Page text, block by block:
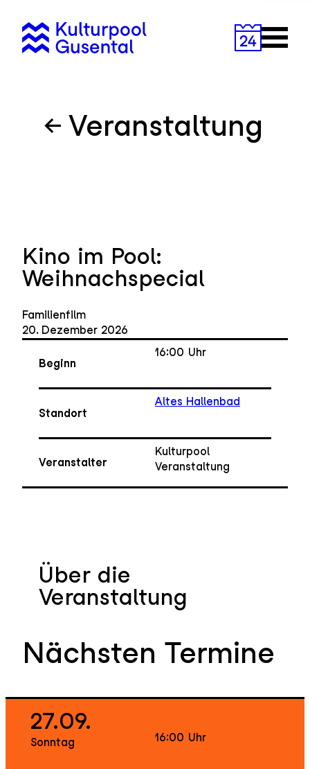
Inhalt
springen
Primary
Menu
Veranstaltung
Kino im Pool:
Weihnachspecial
Familienfilm
20. Dezember 2026
Beginn
16:00 Uhr
Standort
Altes Hallenbad
Veranstalter
Kulturpool
Veranstaltung
Über die
Veranstaltung
Nächsten Termine
27.09.
Sonntag 16:00 Uhr